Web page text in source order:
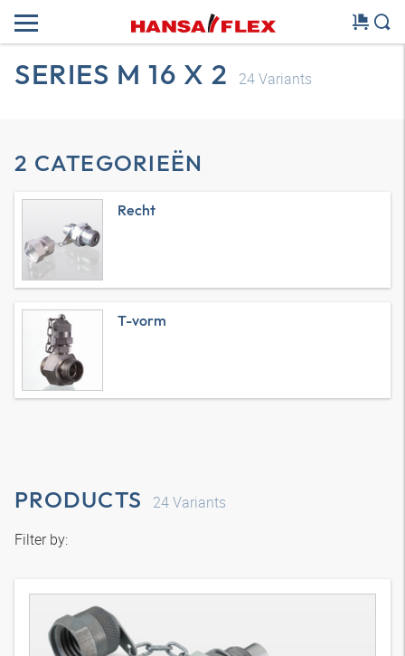
SERIES M 16 X 2 24Variants
2 CATEGORIEËN
Recht
T-vorm
PRODUCTS 24Variants
Filter by: